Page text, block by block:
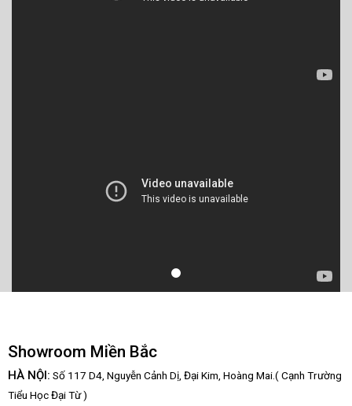
Showroom Miền Bắc
HÀ NỘI: Số 117 D4, Nguyễn Cảnh Dị, Đại Kim, Hoàng Mai.( Cạnh Trường
Tiểu Học Đại Từ )